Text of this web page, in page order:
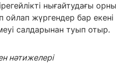
нығайтудағы
ойлап жүргендер бар
салдарынан туып отыр.
нәтижелері